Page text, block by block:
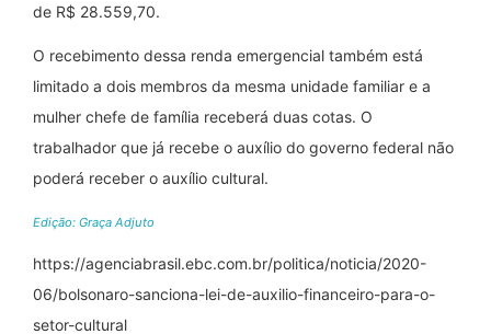
de R$ 28.559,70.
O recebimento dessa renda emergencial também está
limitado a dois membros da mesma unidade familiar e a
mulher chefe de família receberá duas cotas. O
trabalhador que já recebe o auxílio do governo federal não
poderá receber o auxílio cultural.
Edição: Graça Adjuto
https://agenciabrasil.ebc.com.br/politica/noticia/2020-
06/bolsonaro-sanciona-lei-de-auxilio-financeiro-para-o-
setor-cultural